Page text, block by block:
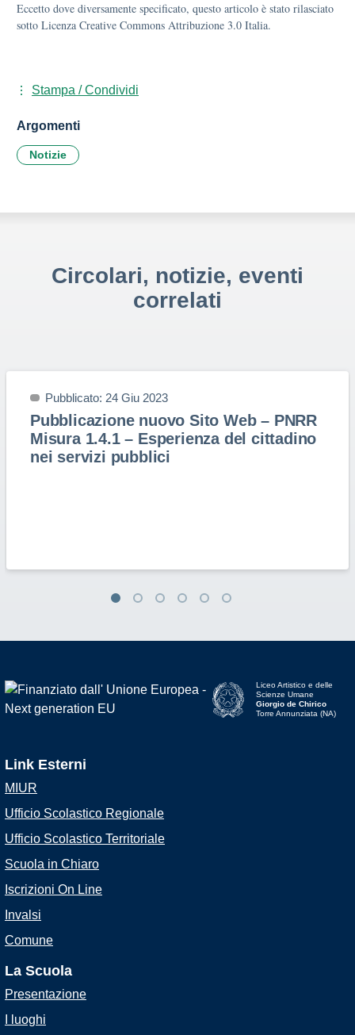
Eccetto dove diversamente specificato, questo articolo è stato rilasciato
sotto Licenza Creative Commons Attribuzione 3.0 Italia.
Stampa / Condividi
Argomenti
Notizie
Circolari, notizie, eventi
correlati
Pubblicato: 24 Giu 2023
Pubblicazione nuovo Sito Web – PNRR
Misura 1.4.1 – Esperienza del cittadino
nei servizi pubblici
Liceo Artistico e delle
Scienze Umane
Giorgio de Chirico
Torre Annunziata (NA)
Link Esterni
MIUR
Ufficio Scolastico Regionale
Ufficio Scolastico Territoriale
Scuola in Chiaro
Iscrizioni On Line
Invalsi
Comune
La Scuola
Presentazione
I luoghi